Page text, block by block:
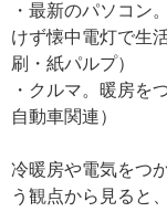
・最新のパソコン
けず懐中電灯で生
刷・紙パルプ）
・クルマ。暖房を
自動車関連）
冷暖房や電気をつ
う観点から見ると